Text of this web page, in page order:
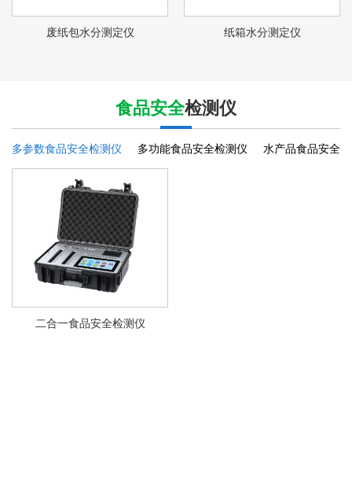
废纸包水分测定仪 纸箱水分测定仪
食品安全检测仪
多参数食品安全检测仪 多功能食品安全检测仪 水产品食品安全
二合一食品安全检测仪